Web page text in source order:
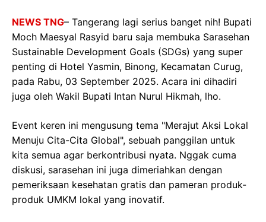
NEWS TNG– Tangerang lagi serius banget nih! Bupati
Moch Maesyal Rasyid baru saja membuka Sarasehan
Sustainable Development Goals (SDGs) yang super
penting di Hotel Yasmin, Binong, Kecamatan Curug,
pada Rabu, 03 September 2025. Acara ini dihadiri
juga oleh Wakil Bupati Intan Nurul Hikmah, lho.
Event keren ini mengusung tema "Merajut Aksi Lokal
Menuju Cita-Cita Global", sebuah panggilan untuk
kita semua agar berkontribusi nyata. Nggak cuma
diskusi, sarasehan ini juga dimeriahkan dengan
pemeriksaan kesehatan gratis dan pameran produk-
produk UMKM lokal yang inovatif.